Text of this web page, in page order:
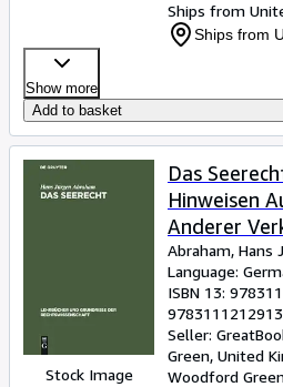
Ships from
Ships from
Show more
Add to basket
Stock Image
Das
Hinweisen
Anderer
Language:
Abraham, Hans
Language:
ISBN 13:
9783111212913
Seller:
Green, United
Woodford